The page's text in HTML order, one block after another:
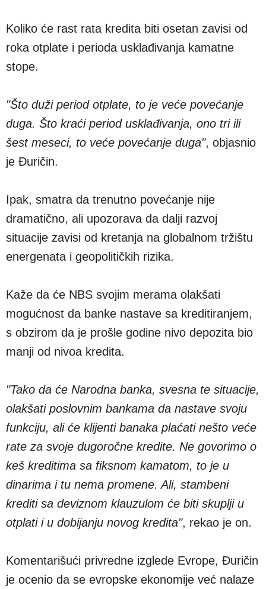
Koliko će rast rata kredita biti osetan zavisi od
roka otplate i perioda usklađivanja kamatne
stope.
"Što duži period otplate, to je veće povećanje
duga. Što kraći period usklađivanja, ono tri ili
šest meseci, to veće povećanje duga", objasnio
je Đuričin.
Ipak, smatra da trenutno povećanje nije
dramatično, ali upozorava da dalji razvoj
situacije zavisi od kretanja na globalnom tržištu
energenata i geopolitičkih rizika.
Kaže da će NBS svojim merama olakšati
mogućnost da banke nastave sa kreditiranjem,
s obzirom da je prošle godine nivo depozita bio
manji od nivoa kredita.
"Tako da će Narodna banka, svesna te situacije,
olakšati poslovnim bankama da nastave svoju
funkciju, ali će klijenti banaka plaćati nešto veće
rate za svoje dugoročne kredite. Ne govorimo o
keš kreditima sa fiksnom kamatom, to je u
dinarima i tu nema promene. Ali, stambeni
krediti sa deviznom klauzulom će biti skuplji u
otplati i u dobijanju novog kredita", rekao je on.
Komentarišući privredne izglede Evrope, Đuričin
je ocenio da se evropske ekonomije već nalaze